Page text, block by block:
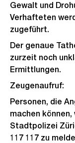
Gewalt und
Verhafteten
zugeführt.
Der genaue
zurzeit noch
Ermittlungen.
Zeugenaufruf:
Personen, die
machen
Stadtpolizei
117 117 zu